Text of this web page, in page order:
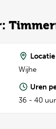
Locatie
Wijhe
Uren
36 - 40 uur